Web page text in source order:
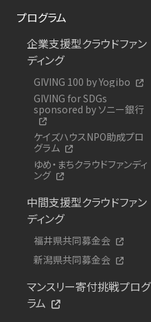
プログラム
企業支援型クラウドファン
ディング
GIVING 100 by Yogibo
GIVING for SDGs
sponsored by ソニー銀行
ケイズハウスNPO助成プロ
グラム
ゆめ・まちクラウドファンディ
ング
中間支援型クラウドファン
ディング
福井県共同募金会
新潟県共同募金会
マンスリー寄付挑戦プログ
ラム